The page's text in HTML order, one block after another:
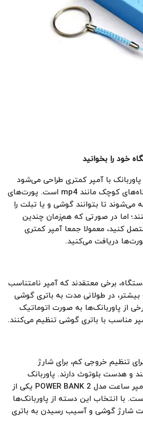
خود را بخوانید
با آمپر کمتری طراحی می‌شود
که پاسخ‌گوی نیاز دستگاه‌های کوچک مانند mp4 است. پورت‌های
می‌شوند تا بتوانند گوشی و یا تبلت را
اما در صورتی که هم‌زمان چندین
کنید، معمولا جمعا آمپر کمتری
دریافت می‌کنید.
برخی معتقدند که آمپر نامتناسب
در طولانی مدت به باتری گوشی
از پاوربانک‌ها به صورت اتوماتیک
مناسب با باتری گوشی تنظیم می‌کنند.
تنظیم خروجی کم، برای شارژ
و هدست بلوتوث دارند. پاوربانک
شیائومی 10000 میلی‌آمپر ساعت مدل POWER BANK 2 یکی از
با انتخاب این دسته از پاوربانک‌ها
شارژ گوشی و آسیب رسیدن به باتری